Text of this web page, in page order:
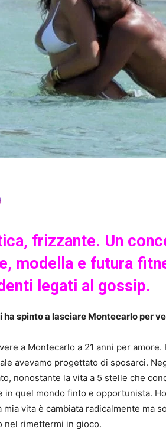
frizzante. Un
modella e futura
legati al gossip.
ha spinto a lasciare Montecarlo per
a Montecarlo a 21 anni per amore.
avevamo progettato di sposarci.
nonostante la vita a 5 stelle che
in quel mondo finto e opportunista.
vita è cambiata radicalmente ma
nel rimettermi in gioco.